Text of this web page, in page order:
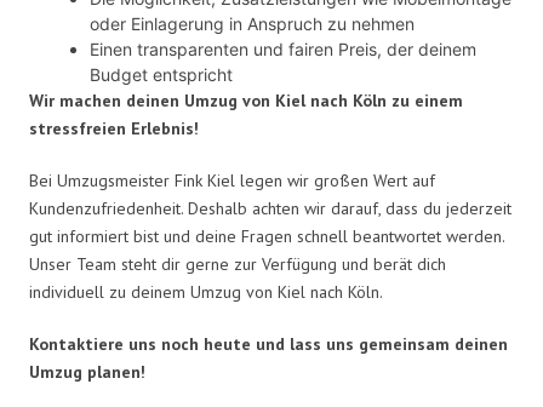
oder Einlagerung in Anspruch zu nehmen
Einen transparenten und fairen Preis, der deinem
Budget entspricht
Wir machen deinen Umzug von Kiel nach Köln zu einem
stressfreien Erlebnis!
Bei Umzugsmeister Fink Kiel legen wir großen Wert auf
Kundenzufriedenheit. Deshalb achten wir darauf, dass du jederzeit
gut informiert bist und deine Fragen schnell beantwortet werden.
Unser Team steht dir gerne zur Verfügung und berät dich
individuell zu deinem Umzug von Kiel nach Köln.
Kontaktiere uns noch heute und lass uns gemeinsam deinen
Umzug planen!